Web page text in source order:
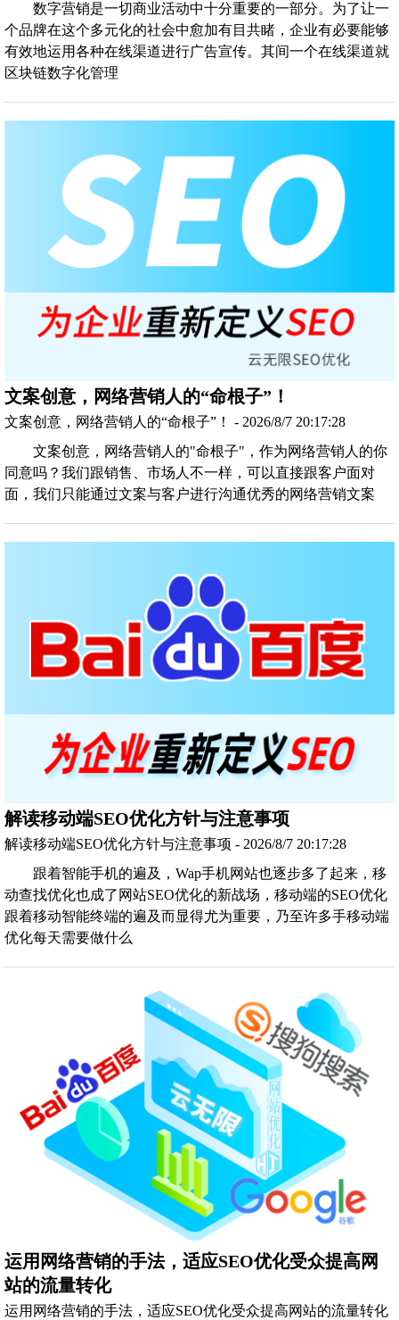
数字营销是一切商业活动中十分重要的一部分。为了让一
个品牌在这个多元化的社会中愈加有目共睹，企业有必要能够
有效地运用各种在线渠道进行广告宣传。其间一个在线渠道就
区块链数字化管理
文案创意，网络营销人的“命根子”！
文案创意，网络营销人的“命根子”！ - 2026/8/7 20:17:28
文案创意，网络营销人的"命根子"，作为网络营销人的你
同意吗？我们跟销售、市场人不一样，可以直接跟客户面对
面，我们只能通过文案与客户进行沟通优秀的网络营销文案
解读移动端SEO优化方针与注意事项
解读移动端SEO优化方针与注意事项 - 2026/8/7 20:17:28
跟着智能手机的遍及，Wap手机网站也逐步多了起来，移
动查找优化也成了网站SEO优化的新战场，移动端的SEO优化
跟着移动智能终端的遍及而显得尤为重要，乃至许多手移动端
优化每天需要做什么
运用网络营销的手法，适应SEO优化受众提高网
站的流量转化
运用网络营销的手法，适应SEO优化受众提高网站的流量转化